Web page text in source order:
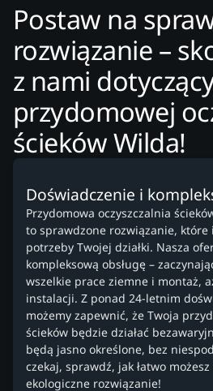
Postaw na
rozwiązanie –
z nami
przydomowej
ścieków Wilda!
Doświadczenie i
Przydomowa oczyszczalnia
to sprawdzone rozwiązanie,
potrzeby Twojej działki. Nasza
kompleksową obsługę –
wszelkie prace ziemne i montaż,
instalacji. Z ponad 24-letnim
możemy zapewnić, że Twoja
ścieków będzie działać
będą jasno określone, bez
czekaj, sprawdź, jak łatwo
ekologiczne rozwiązanie!